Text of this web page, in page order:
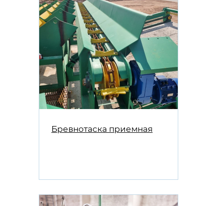
Бревнотаска приемная